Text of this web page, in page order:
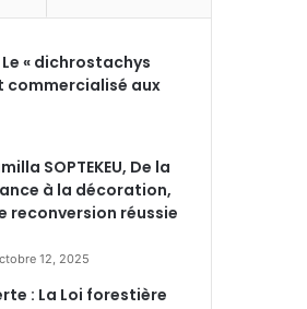
« dichrostachys
aux
SOPTEKEU, De la
à la décoration,
reconversion réussie
12, 2025
: La Loi forestière